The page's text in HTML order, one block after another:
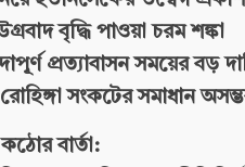
বৃদ্ধি পাওয়া চরম শঙ্কা
প্রত্যাবাসন সময়ের বড়
সংকটের সমাধান
বার্তা: